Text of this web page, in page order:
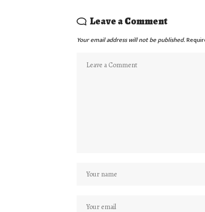
Leave a Comment
Your email address will not be published.